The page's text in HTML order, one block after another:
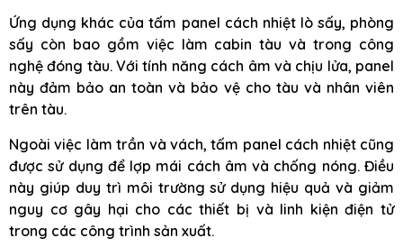
Ứng dụng khác của tấm panel cách nhiệt lò sấy, phòng
sấy còn bao gồm việc làm cabin tàu và trong công
nghệ đóng tàu. Với tính năng cách âm và chịu lửa, panel
này đảm bảo an toàn và bảo vệ cho tàu và nhân viên
trên tàu.
Ngoài việc làm trần và vách, tấm panel cách nhiệt cũng
được sử dụng để lợp mái cách âm và chống nóng. Điều
này giúp duy trì môi trường sử dụng hiệu quả và giảm
nguy cơ gây hại cho các thiết bị và linh kiện điện tử
trong các công trình sản xuất.